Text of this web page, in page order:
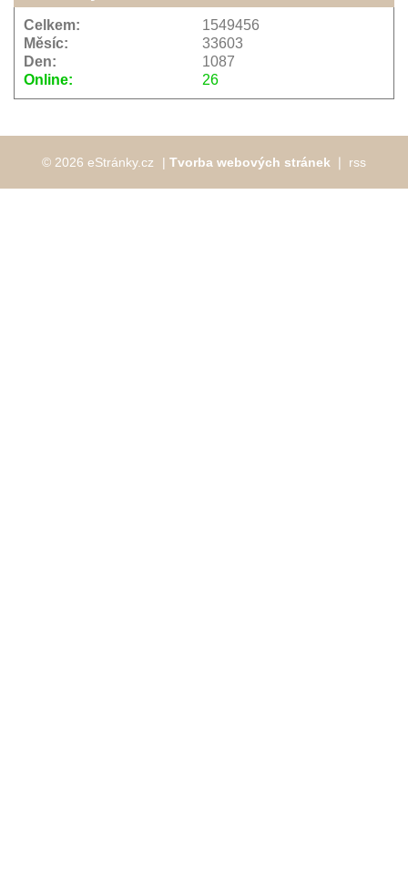
Online: 26
Celkem:
1549456
Měsíc:
33603
Den:
1087
© 2026 eStránky.cz | Tvorba webových stránek rss